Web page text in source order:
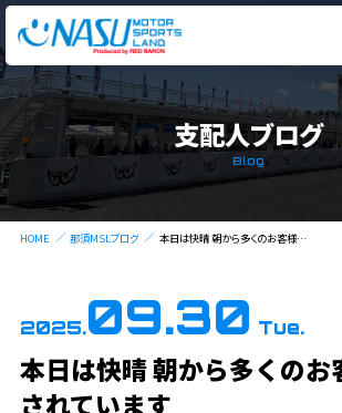
支配人ブログ
Blog
HOME 那須MSLブログ 本日は快晴 朝から多くのお客様が来場されています
2025.09.30 Tue.
本日は快晴 朝から多くのお
されています